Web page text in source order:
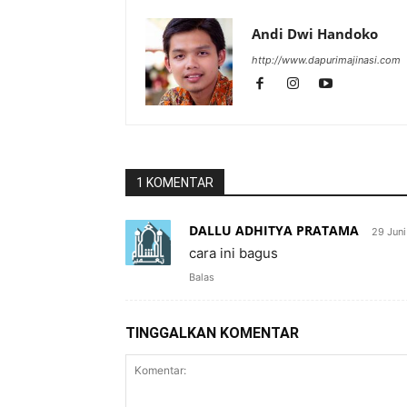
Andi Dwi Handoko
http://www.dapurimajinasi.com
1 KOMENTAR
DALLU ADHITYA PRATAMA 29
cara ini bagus
Balas
TINGGALKAN KOMENTAR